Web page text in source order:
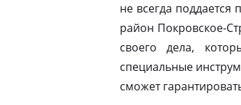
не всегда
район Покровское-
своего дела,
специальные
сможет